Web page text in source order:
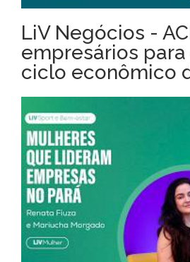
LiV Negócios -
empresários para
ciclo econômico